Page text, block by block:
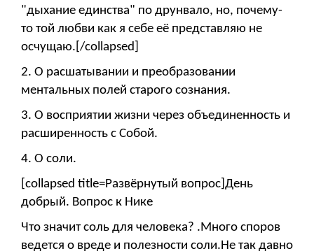
"дыхание единства" по друнвало, но, почему-
то той любви как я себе её представляю не
осчущаю.[/collapsed]
2. О расшатывании и преобразовании
ментальных полей старого сознания.
3. О восприятии жизни через объединенность и
расширенность с Собой.
4. О соли.
[collapsed title=Развёрнутый вопрос]День
добрый. Вопрос к Нике
Что значит соль для человека? .Много споров
ведется о вреде и полезности соли.Не так давно